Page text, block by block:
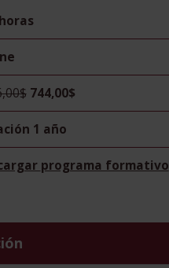
horas
744,00$
1 año
programa formativo